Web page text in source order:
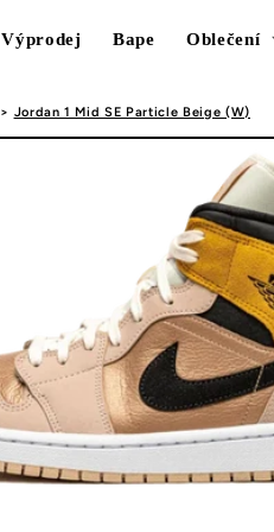
Výprodej Bape Oblečení
> Jordan 1 Mid SE Particle Beige (W)